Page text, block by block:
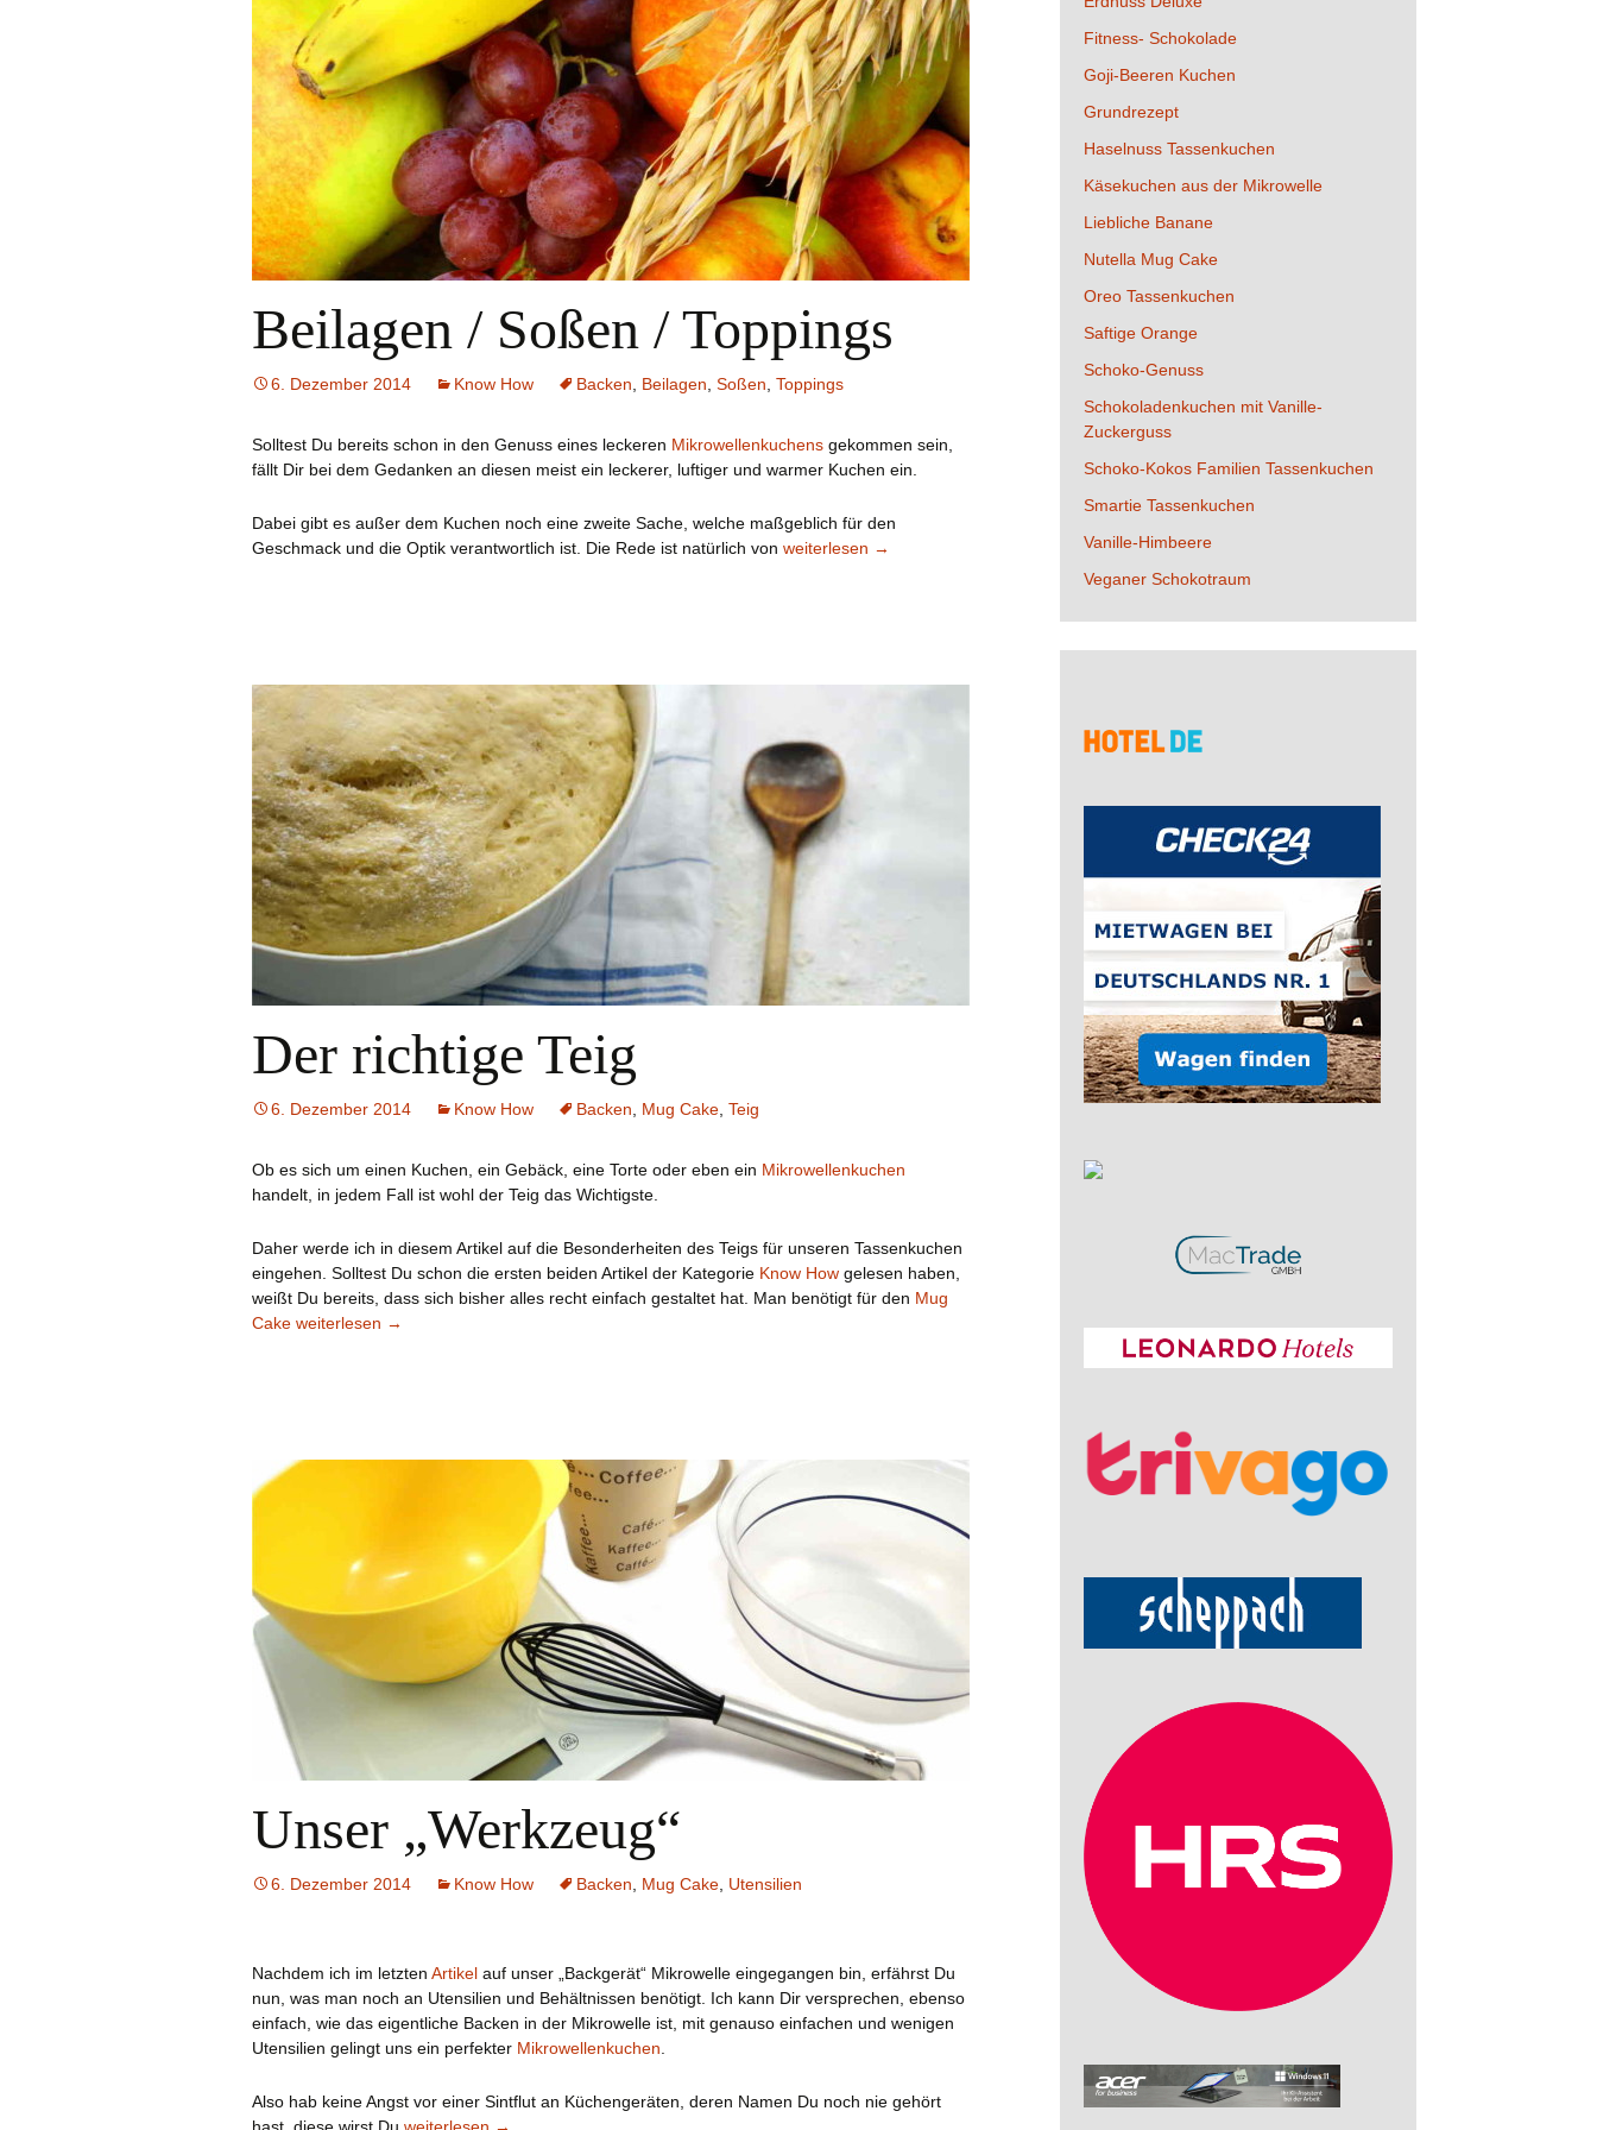
Fitness
viel Früchte
Zutaten
Beilagen / Soßen / Toppings
6. Dezember 2014 Know How Backen Beilagen Soßen Toppings
Solltest Du bereits schon in den Genuss eines leckeren Mikrowellenkuchens gekommen sein,
fällt Dir bei dem Gedanken an diesen meist ein leckerer, luftiger und warmer Kuchen ein.
Dabei gibt es außer dem Kuchen noch eine zweite Sache, welche maßgeblich für den
Geschmack und die Optik verantwortlich ist. Die Rede ist natürlich von Beilagen / Soßen / Toppings
weiterlesen →
Der richtige Teig
6. Dezember 2014 Know How Backen Mug Cake Teig
Ob es sich um einen Kuchen, ein Gebäck, eine Torte oder eben ein Mikrowellenkuchen
handelt, in jedem Fall ist wohl der Teig das Wichtigste.
Daher werde ich in diesem Artikel auf die Besonderheiten des Teigs für unseren Tassenkuchen
eingehen. Solltest Du schon die ersten beiden Artikel der Kategorie Know How gelesen haben,
weißt Du bereits, dass sich bisher alles recht einfach gestaltet hat. Man benötigt für den Mug
Cake Der richtige Teig
weiterlesen →
Unser „Werkzeug“
6. Dezember 2014 Know How Backen Mug Cake Utensilien
Nachdem ich im letzten Artikel auf unser „Backgerät“ Mikrowelle eingegangen bin, erfährst Du
nun, was man noch an Utensilien und Behältnissen benötigt. Ich kann Dir versprechen, ebenso
einfach, wie das eigentliche Backen in der Mikrowelle ist, mit genauso einfachen und wenigen
Utensilien gelingt uns ein perfekter Mikrowellenkuchen
Also hab keine Angst vor einer Sintflut an Küchengeräten, deren Namen Du noch nie gehört
Unser „Werkzeug“
Fitness- Schokolade
Goji-Beeren Kuchen
Grundrezept
Haselnuss Tassenkuchen
Käsekuchen aus der Mikrowelle
Liebliche Banane
Nutella Mug Cake
Oreo Tassenkuchen
Saftige Orange
Schoko-Genuss
Schokoladenkuchen mit Vanille-
Zuckerguss
Schoko-Kokos Familien Tassenkuchen
Smartie Tassenkuchen
Vanille-Himbeere
Veganer Schokotraum